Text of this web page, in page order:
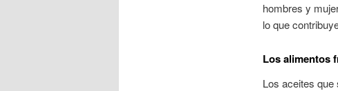
hombres y
lo que
Los alimentos
Los aceites que